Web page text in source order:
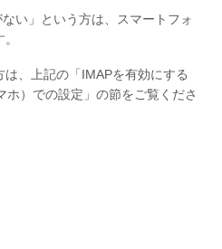
ない」という方は、スマートフォ
、上記の「IMAPを有効にする
）での設定」の節をご覧くださ